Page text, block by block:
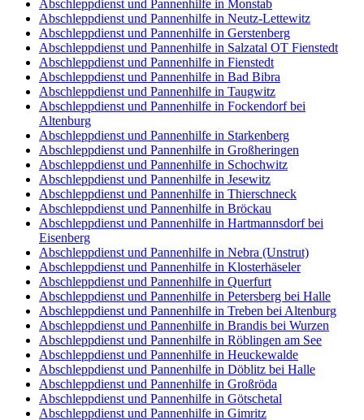
Abschleppdienst und Pannenhilfe in Monstab
Abschleppdienst und Pannenhilfe in Neutz-Lettewitz
Abschleppdienst und Pannenhilfe in Gerstenberg
Abschleppdienst und Pannenhilfe in Salzatal OT Fienstedt
Abschleppdienst und Pannenhilfe in Fienstedt
Abschleppdienst und Pannenhilfe in Bad Bibra
Abschleppdienst und Pannenhilfe in Taugwitz
Abschleppdienst und Pannenhilfe in Fockendorf bei
Altenburg
Abschleppdienst und Pannenhilfe in Starkenberg
Abschleppdienst und Pannenhilfe in Großheringen
Abschleppdienst und Pannenhilfe in Schochwitz
Abschleppdienst und Pannenhilfe in Jesewitz
Abschleppdienst und Pannenhilfe in Thierschneck
Abschleppdienst und Pannenhilfe in Bröckau
Abschleppdienst und Pannenhilfe in Hartmannsdorf bei
Eisenberg
Abschleppdienst und Pannenhilfe in Nebra (Unstrut)
Abschleppdienst und Pannenhilfe in Klosterhäseler
Abschleppdienst und Pannenhilfe in Querfurt
Abschleppdienst und Pannenhilfe in Petersberg bei Halle
Abschleppdienst und Pannenhilfe in Treben bei Altenburg
Abschleppdienst und Pannenhilfe in Brandis bei Wurzen
Abschleppdienst und Pannenhilfe in Röblingen am See
Abschleppdienst und Pannenhilfe in Heuckewalde
Abschleppdienst und Pannenhilfe in Döblitz bei Halle
Abschleppdienst und Pannenhilfe in Großröda
Abschleppdienst und Pannenhilfe in Götschetal
Abschleppdienst und Pannenhilfe in Gimritz